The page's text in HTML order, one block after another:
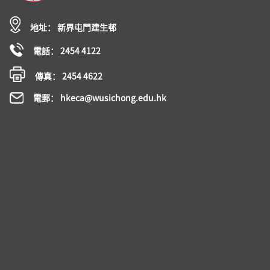
地址： 新界屯門建生邨
電話： 2454 4122
傳真： 2454 4622
電郵： hkeca@wusichong.edu.hk